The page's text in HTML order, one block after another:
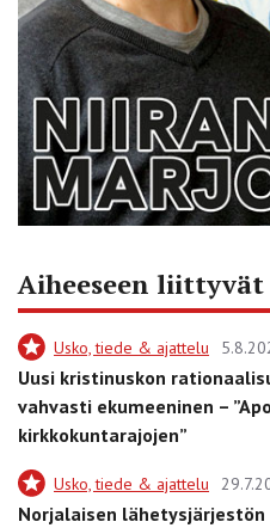
Aiheeseen
Usko, tiede & ajattelu
Uusi kristinuskon
vahvasti ekumeeninen –
kirkkokuntarajojen”
Usko, tiede & ajattelu
Norjalaisen